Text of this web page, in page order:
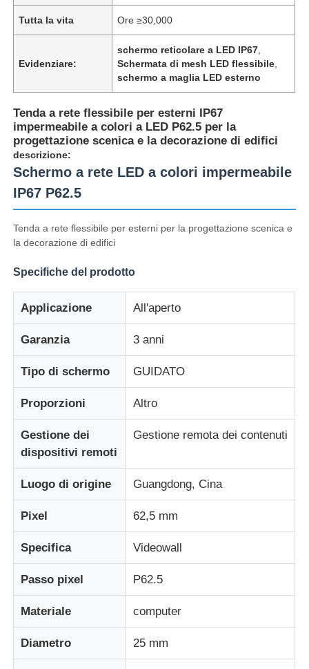
Casa.
Prodotti
Chi Siamo
Fatory Tour
Controllo di qualità
Contattaci
Notizie
Tutti i casi
Chiedi un preventivo
Schermata a mesh a LED
Tutta la vita Ore ≥30,000
Evidenziare:
schermo reticolare a LED IP67
Schermata di mesh LED flessibile
schermo a maglia LED esterno
Tenda a rete flessibile per esterni IP67
impermeabile a colori a LED P62.5 per la
progettazione scenica e la decorazione di edifici
descrizione:
Schermo a rete LED a colori impermeabile
IP67 P62.5
Tenda a rete flessibile per esterni per la progettazione scenica e
la decorazione di edifici
Specifiche del prodotto
Applicazione All'aperto
Garanzia 3 anni
Tipo di schermo GUIDATO
Proporzioni Altro
Gestione dei
dispositivi remoti
Gestione remota dei contenuti
Luogo di origine Guangdong, Cina
Pixel 62,5 mm
Specifica Videowall
Passo pixel P62.5
Materiale computer
Diametro 25 mm